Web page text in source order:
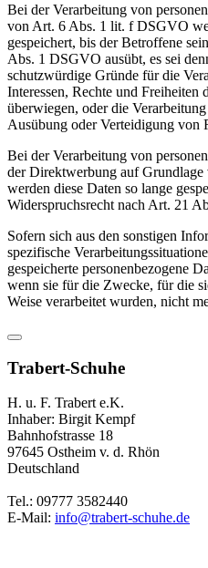
Bei der Verarbeitung von
von Art. 6 Abs. 1 lit. f DSGVO
gespeichert, bis der Betroffene
Abs. 1 DSGVO ausübt, es sei
schutzwürdige Gründe für die
Interessen, Rechte und Freiheiten
überwiegen, oder die
Ausübung oder Verteidigung von
Bei der Verarbeitung von
der Direktwerbung auf
werden diese Daten so lange
Widerspruchsrecht nach Art. 21
Sofern sich aus den sonstigen
spezifische
gespeicherte personenbezogene
wenn sie für die Zwecke, für die
Weise verarbeitet wurden, nicht
Trabert-Schuhe
H. u. F. Trabert e.K.
Inhaber: Birgit Kempf
Bahnhofstrasse 18
97645 Ostheim v. d. Rhön
Deutschland
Tel.: 09777 3582440
E-Mail: info@trabert-schuhe.de